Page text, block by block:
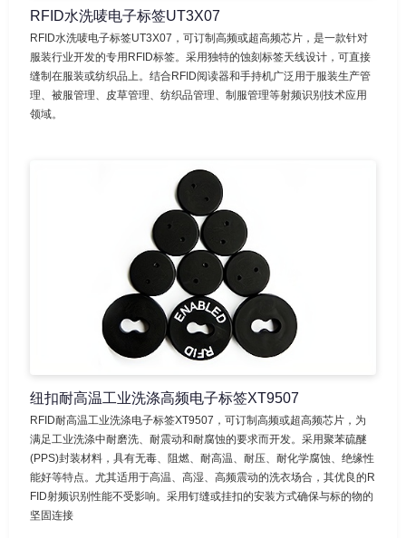
RFID水洗唛电子标签UT3X07
RFID水洗唛电子标签UT3X07，可订制高频或超高频芯片，是一款针对
服装行业开发的专用RFID标签。采用独特的蚀刻标签天线设计，可直接
缝制在服装或纺织品上。结合RFID阅读器和手持机广泛用于服装生产管
理、被服管理、皮草管理、纺织品管理、制服管理等射频识别技术应用
领域。
纽扣耐高温工业洗涤高频电子标签XT9507
RFID耐高温工业洗涤电子标签XT9507，可订制高频或超高频芯片，为
满足工业洗涤中耐磨洗、耐震动和耐腐蚀的要求而开发。采用聚苯硫醚
(PPS)封装材料，具有无毒、阻燃、耐高温、耐压、耐化学腐蚀、绝缘性
能好等特点。尤其适用于高温、高湿、高频震动的洗衣场合，其优良的R
FID射频识别性能不受影响。采用钉缝或挂扣的安装方式确保与标的物的
坚固连接